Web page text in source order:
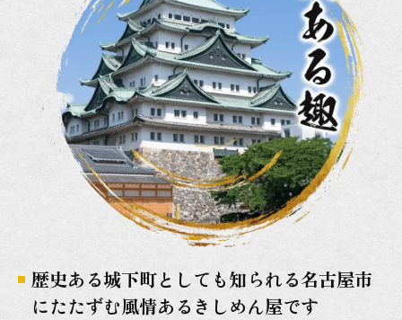
歴史ある城下町としても知られる名古屋市
にたたずむ風情あるきしめん屋です